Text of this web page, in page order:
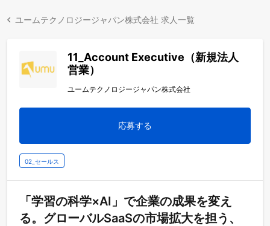
ユームテクノロジージャパン株式会社 求人一覧
11_Account Executive（新規法人
営業）
ユームテクノロジージャパン株式会社
応募する
02_セールス
「学習の科学×AI」で企業の成果を変え
る。グローバルSaaSの市場拡大を担う、